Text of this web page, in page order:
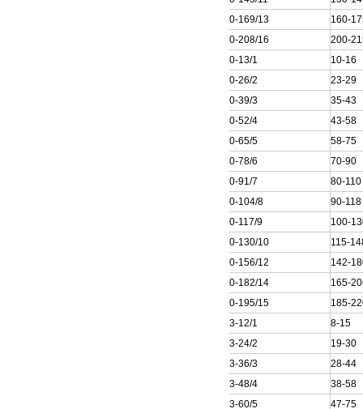
200QJ40-169/13
160-
200QJ40-208/16
200-
200QJ50-13/1
10-16
200QJ50-26/2
23-29
200QJ50-39/3
35-43
200QJ50-52/4
43-58
200QJ50-65/5
58-75
200QJ50-78/6
70-90
200QJ50-91/7
80-110
200QJ50-104/8
90-118
200QJ50-117/9
100-
200QJ50-130/10
115-
200QJ50-156/12
142-
200QJ50-182/14
165-
200QJ50-195/15
185-
200QJ63-12/1
8-15
200QJ63-24/2
19-30
200QJ63-36/3
28-44
200QJ63-48/4
38-58
200QJ63-60/5
47-75